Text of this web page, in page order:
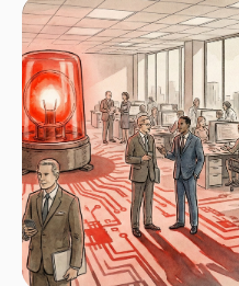
자체가 마케팅이었던 것이다. 일반적